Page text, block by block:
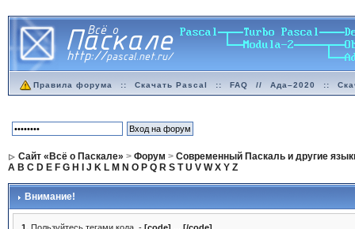
Правила форума :: Скачать Pascal :: FAQ // Ада–2020 ::
Сайт «Всё о Паскале» > Форум > Современный Паскаль и другие
A B C D E F G H J K L M N O P Q R S T U V W X Y Z
Внимание!